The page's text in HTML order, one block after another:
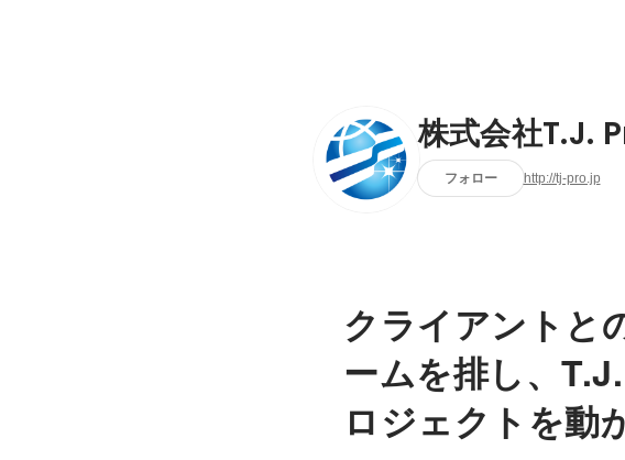
株式会社T.J.
フォロー http://tj-pro.jp
クライアントと
ームを排し、
ロジェクトを動